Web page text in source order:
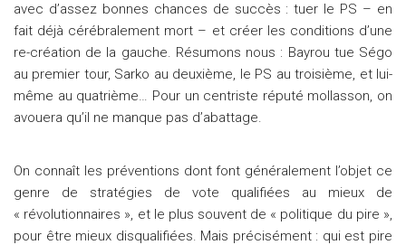
avec d’assez bonnes chances de succès : tuer le PS – en
fait déjà cérébralement mort – et créer les conditions d’une
re-création de la gauche. Résumons nous : Bayrou tue Ségo
au premier tour, Sarko au deuxième, le PS au troisième, et lui-
même au quatrième… Pour un centriste réputé mollasson, on
avouera qu’il ne manque pas d’abattage.
On connaît les préventions dont font généralement l’objet ce
genre de stratégies de vote qualifiées au mieux de
« révolutionnaires », et le plus souvent de « politique du pire »,
pour être mieux disqualifiées. Mais précisément : qui est pire